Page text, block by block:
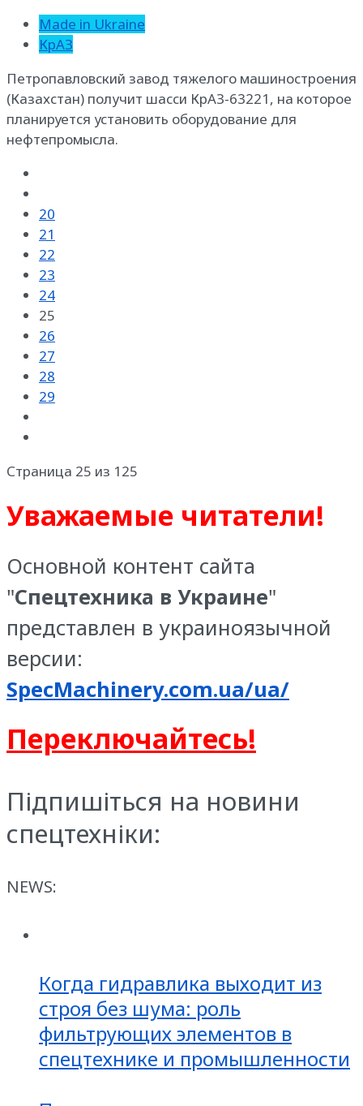
Made in Ukraine
КрАЗ
Петропавловский завод тяжелого машиностроения
(Казахстан) получит шасси КрАЗ-63221, на которое
планируется установить оборудование для
нефтепромысла.
20
21
22
23
24
25
26
27
28
29
Страница 25 из 125
Уважаемые читатели!
Основной контент сайта
"Спецтехника в Украине"
представлен в украиноязычной
версии:
SpecMachinery.com.ua/ua/
Переключайтесь!
Підпишіться на новини
спецтехніки:
NEWS:
Когда гидравлика выходит из
строя без шума: роль
фильтрующих элементов в
спецтехнике и промышленности